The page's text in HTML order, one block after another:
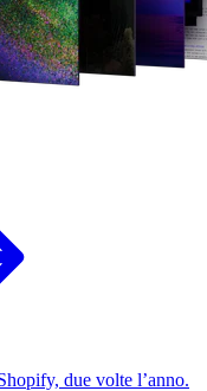
due volte l’anno.